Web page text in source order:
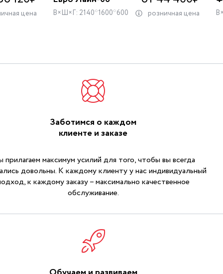
цена В×Ш×Г: 2140*1600*600 розничная цена
Заботимся о каждом
клиенте и заказе
максимум усилий для того, чтобы вы всегда
довольны. К каждому клиенту у нас индивидуальный
к каждому заказу – максимально качественное
обслуживание.